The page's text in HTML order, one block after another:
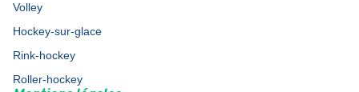
Volley
Hockey-sur-glace
Rink-hockey
Roller-hockey